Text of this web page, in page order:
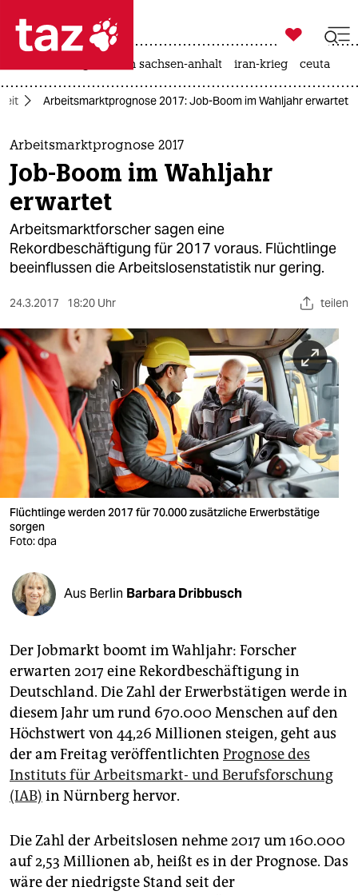
 taz zahl ich
taz zahl ich
themen
politik
öko
gesellschaft
sport
berlin
nord
wahrheit
verlag
veranstaltungen
fragen & hilfe
abo
genossenschaft
epaper login

taz zahl ich
landtagswahl in sachsen-anhalt iran-krieg ceuta
Arbeitsmarktprognose 2017: Job-Boom im Wahljahr erwartet
Arbeitsmarktprognose 2017
Job-Boom im Wahljahr
erwartet
Arbeitsmarktforscher sagen eine
Rekordbeschäftigung für 2017 voraus. Flüchtlinge
beeinflussen die Arbeitslosenstatistik nur gering.
24.3.2017 18:20 Uhr teilen
Flüchtlinge werden 2017 für 70.000 zusätzliche Erwerbstätige
sorgen
Foto: dpa
Aus Berlin Barbara Dribbusch
Der Jobmarkt boomt im Wahljahr: Forscher
erwarten 2017 eine Rekordbeschäftigung in
Deutschland. Die Zahl der Erwerbstätigen werde in
diesem Jahr um rund 670.000 Menschen auf den
Höchstwert von 44,26 Millionen steigen, geht aus
der am Freitag veröffentlichten Prognose des
Instituts für Arbeitsmarkt- und Berufsforschung
(IAB) in Nürnberg hervor.
Die Zahl der Arbeitslosen nehme 2017 um 160.000
auf 2,53 Millionen ab, heißt es in der Prognose. Das
wäre der niedrigste Stand seit der